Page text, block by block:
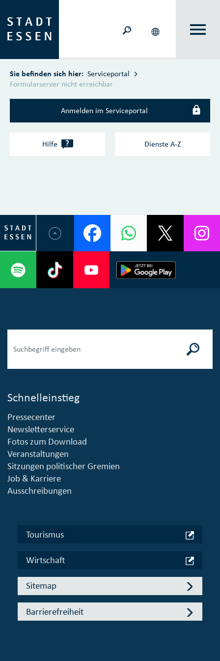
Sie befinden sich hier: Serviceportal
Formularserver nicht erreichbar
Anmelden im Serviceportal
Hilfe ? Dienste A‑Z
Schnelleinstieg
Pressecenter
Newsletterservice
Fotos zum Download
Veranstaltungen
Sitzungen politischer Gremien
Job & Karriere
Ausschreibungen
Tourismus
Wirtschaft
Sitemap
Barrierefreiheit